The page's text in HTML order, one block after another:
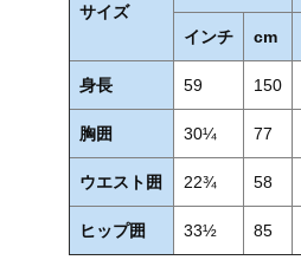
サイズ
インチ cm
身長 59 150
胸囲 30¼ 77
ウエスト囲 22¾ 58
ヒップ囲 33½ 85